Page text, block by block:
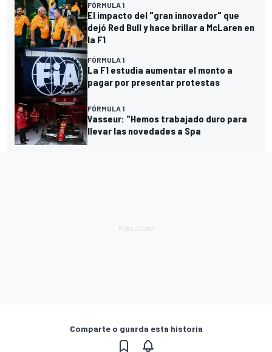
FÓRMULA 1
El impacto del "gran innovador" que
dejó Red Bull y hace brillar a McLaren en
la F1
FÓRMULA 1
La F1 estudia aumentar el monto a
pagar por presentar protestas
FÓRMULA 1
Vasseur: "Hemos trabajado duro para
llevar las novedades a Spa
Comparte o guarda esta historia